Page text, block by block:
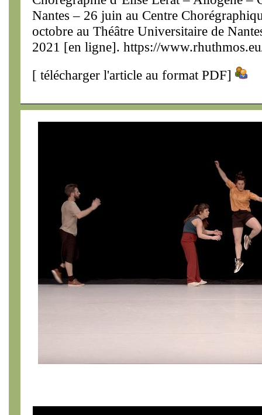
Nantes – 26 juin au Centre
octobre au Théâtre Universitaire de
2021 [en ligne]. https://
[ télécharger l'article au format PDF]